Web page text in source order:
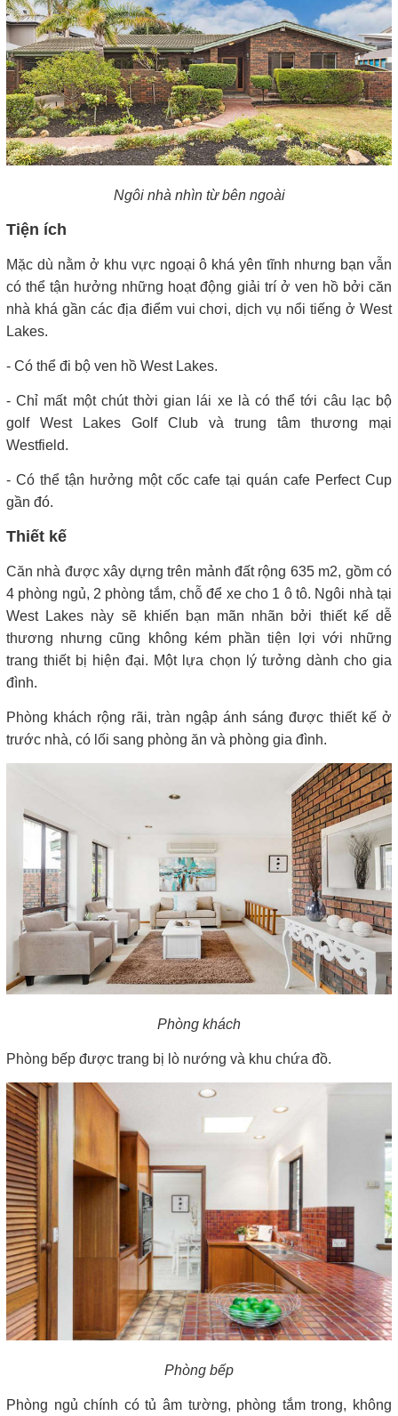
Ngôi nhà nhìn từ bên ngoài
Tiện ích
Mặc dù nằm ở khu vực ngoại ô khá yên tĩnh nhưng bạn vẫn
có thể tận hưởng những hoạt động giải trí ở ven hồ bởi căn
nhà khá gần các địa điểm vui chơi, dịch vụ nổi tiếng ở West
Lakes.
- Có thể đi bộ ven hồ West Lakes.
- Chỉ mất một chút thời gian lái xe là có thể tới câu lạc bộ
golf West Lakes Golf Club và trung tâm thương mại
Westfield.
- Có thể tận hưởng một cốc cafe tại quán cafe Perfect Cup
gần đó.
Thiết kế
Căn nhà được xây dựng trên mảnh đất rộng 635 m2, gồm có
4 phòng ngủ, 2 phòng tắm, chỗ để xe cho 1 ô tô. Ngôi nhà tại
West Lakes này sẽ khiến bạn mãn nhãn bởi thiết kế dễ
thương nhưng cũng không kém phần tiện lợi với những
trang thiết bị hiện đại. Một lựa chọn lý tưởng dành cho gia
đình.
Phòng khách rộng rãi, tràn ngập ánh sáng được thiết kế ở
trước nhà, có lối sang phòng ăn và phòng gia đình.
Phòng khách
Phòng bếp được trang bị lò nướng và khu chứa đồ.
Phòng bếp
Phòng ngủ chính có tủ âm tường, phòng tắm trong, không